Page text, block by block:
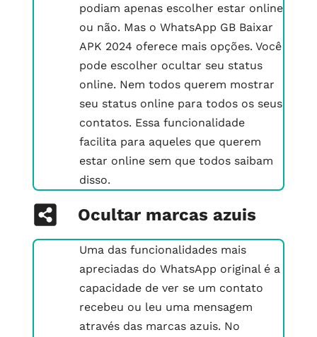
podiam apenas escolher estar online
ou não. Mas o WhatsApp GB Baixar
APK 2024 oferece mais opções. Você
pode escolher ocultar seu status
online. Nem todos querem mostrar
seu status online para todos os seus
contatos. Essa funcionalidade
facilita para aqueles que querem
estar online sem que todos saibam
disso.
Ocultar marcas azuis
Uma das funcionalidades mais
apreciadas do WhatsApp original é a
capacidade de ver se um contato
recebeu ou leu uma mensagem
através das marcas azuis. No